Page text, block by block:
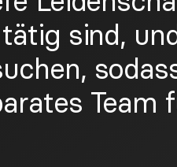
sind,
Team